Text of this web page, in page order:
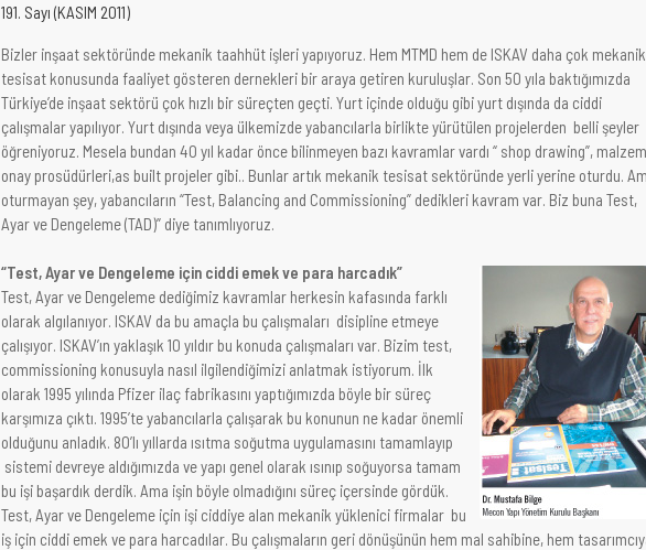
191. Sayı (KASIM 2011)
Bizler inşaat sektöründe mekanik taahhüt işleri yapıyoruz. Hem MTMD hem de ISKAV daha çok mekanik
tesisat konusunda faaliyet gösteren dernekleri bir araya getiren kuruluşlar. Son 50 yıla baktığımızda
Türkiye’de inşaat sektörü çok hızlı bir süreçten geçti. Yurt içinde olduğu gibi yurt dışında da ciddi
çalışmalar yapılıyor. Yurt dışında veya ülkemizde yabancılarla birlikte yürütülen projelerden belli şeyler
öğreniyoruz. Mesela bundan 40 yıl kadar önce bilinmeyen bazı kavramlar vardı “ shop drawing”,
onay prosüdürleri,as built projeler gibi.. Bunlar artık mekanik tesisat sektöründe yerli yerine oturdu.
oturmayan şey, yabancıların “Test, Balancing and Commissioning” dedikleri kavram var. Biz buna Test,
Ayar ve Dengeleme (TAD)” diye tanımlıyoruz.
“Test, Ayar ve Dengeleme için ciddi emek ve para harcadık”
Test, Ayar ve Dengeleme dediğimiz kavramlar herkesin kafasında farklı
olarak algılanıyor. ISKAV da bu amaçla bu çalışmaları disipline etmeye
çalışıyor. ISKAV’ın yaklaşık 10 yıldır bu konuda çalışmaları var. Bizim test,
commissioning konusuyla nasıl ilgilendiğimizi anlatmak istiyorum. İlk
olarak 1995 yılında Pfizer ilaç fabrikasını yaptığımızda böyle bir süreç
karşımıza çıktı. 1995’te yabancılarla çalışarak bu konunun ne kadar önemli
olduğunu anladık. 80’lı yıllarda ısıtma soğutma uygulamasını tamamlayıp
sistemi devreye aldığımızda ve yapı genel olarak ısınıp soğuyorsa tamam
bu işi başardık derdik. Ama işin böyle olmadığını süreç içersinde gördük.
Test, Ayar ve Dengeleme için işi ciddiye alan mekanik yüklenici firmalar bu
iş için ciddi emek ve para harcadılar. Bu çalışmaların geri dönüşünün hem mal sahibine, hem